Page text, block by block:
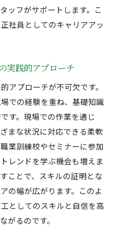
もたらす長期的なキャリ
の溶接技術トレーニング
めのステップバイステッ
期キャリア形成における
の道を切り開く溶接技術
を考える未経験者への溶
ッフがサポートします。こ
社員としてのキャリアアッ
実践的アプローチ
アプローチが不可欠です。
での経験を重ね、基礎知識
す。現場での作業を通じ
まな状況に対応できる柔軟
業訓練校やセミナーに参加
レンドを学ぶ機会も増えま
ことで、スキルの証明とな
の幅が広がります。このよ
としてのスキルと自信を高
がるのです。